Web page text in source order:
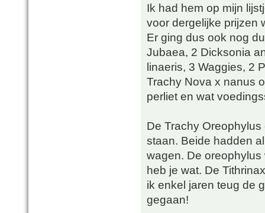
Ik had hem op mijn
voor dergelijke prijzen
Er ging dus ook nog
Jubaea, 2 Dicksonia
linaeris, 3 Waggies, 2
Trachy Nova x nanus
perliet en wat
De Trachy
staan. Beide hadden
wagen. De
heb je wat. De
ik enkel jaren teug de
gegaan!